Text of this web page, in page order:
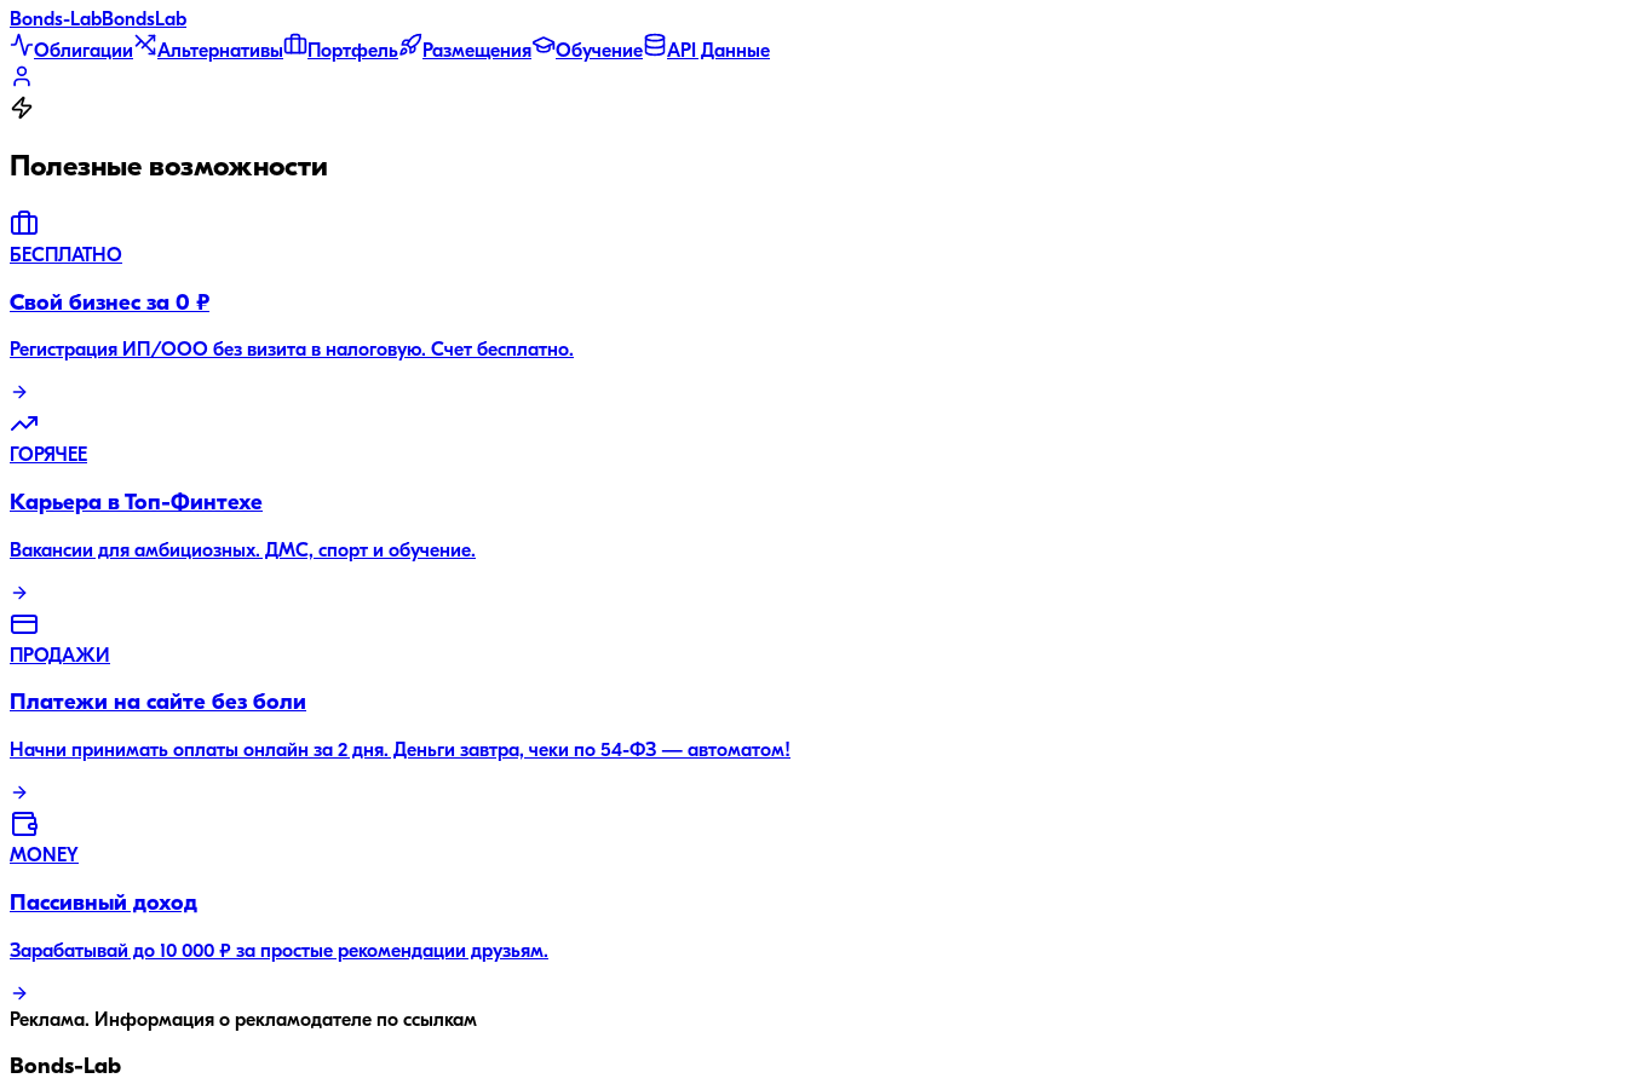
Bonds-LabBondsLab
Облигации
Альтернативы Портфель Размещения Обучение API Данные
Полезные возможности
БЕСПЛАТНО
Свой бизнес за 0 ₽
Регистрация ИП/ООО без визита в налоговую. Счет бесплатно.
ГОРЯЧЕЕ
Карьера в Топ-Финтехе
Вакансии для амбициозных. ДМС, спорт и обучение.
ПРОДАЖИ
Платежи на сайте без боли
Начни принимать оплаты онлайн за 2 дня. Деньги завтра, чеки по 54-ФЗ — автоматом!
MONEY
Пассивный доход
Зарабатывай до 10 000 ₽ за простые рекомендации друзьям.
Реклама. Информация о рекламодателе по ссылкам
Bonds-Lab